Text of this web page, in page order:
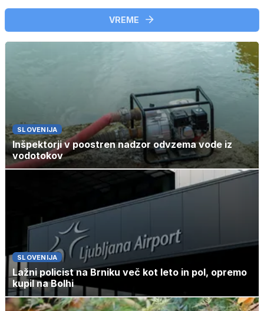
VREME
SLOVENIJA
Inšpektorji v poostren nadzor odvzema vode iz
vodotokov
SLOVENIJA
Lažni policist na Brniku več kot leto in pol, opremo
kupil na Bolhi